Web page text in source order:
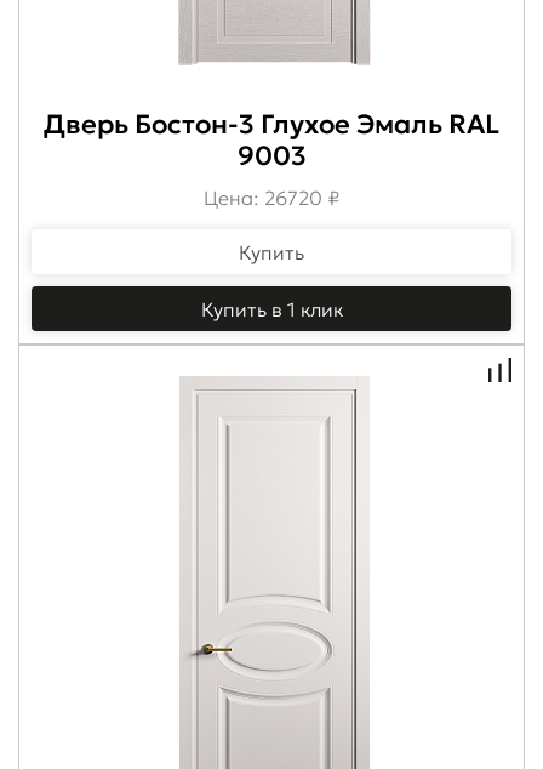
Дверь Бостон-3 Глухое Эмаль RAL
9003
Цена: 26720 ₽
Купить
Купить в 1 клик